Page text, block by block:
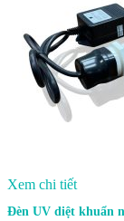
Xem chi tiết
Đèn UV diệt khuẩn